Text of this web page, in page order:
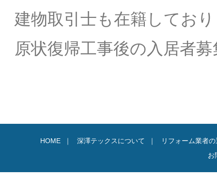
建物取引士も在籍してお
原状復帰工事後の入居者
HOME ｜ 深澤テックスについて ｜
リフォーム業者
お